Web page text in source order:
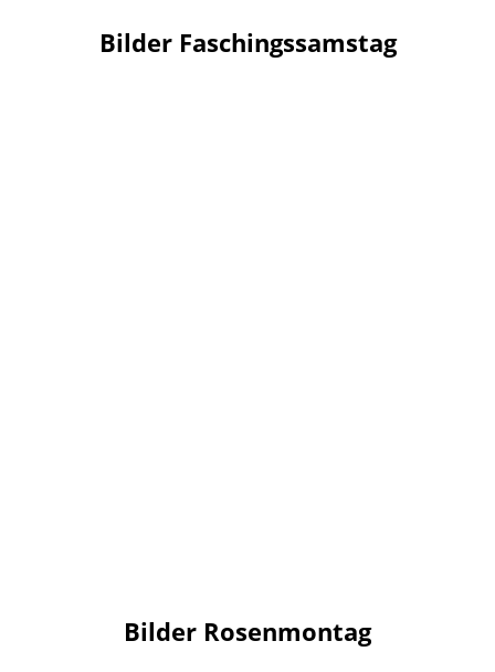
Bilder Faschingssamstag
Bilder Rosenmontag